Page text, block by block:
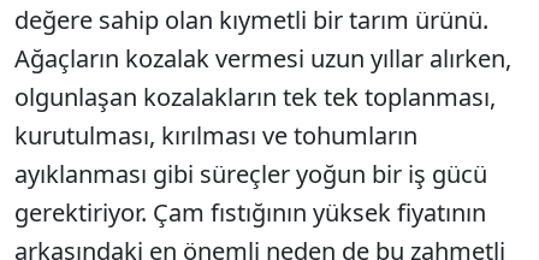
değere sahip olan kıymetli bir tarım ürünü.
Ağaçların kozalak vermesi uzun yıllar alırken,
olgunlaşan kozalakların tek tek toplanması,
kurutulması, kırılması ve tohumların
ayıklanması gibi süreçler yoğun bir iş gücü
gerektiriyor. Çam fıstığının yüksek fiyatının
arkasındaki en önemli neden de bu zahmetli